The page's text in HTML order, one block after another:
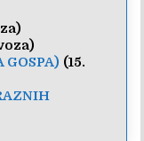
(15.